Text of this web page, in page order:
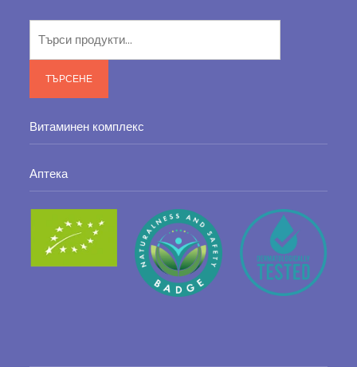
ТЪРСЕНЕ
Витаминен комплекс
Аптека